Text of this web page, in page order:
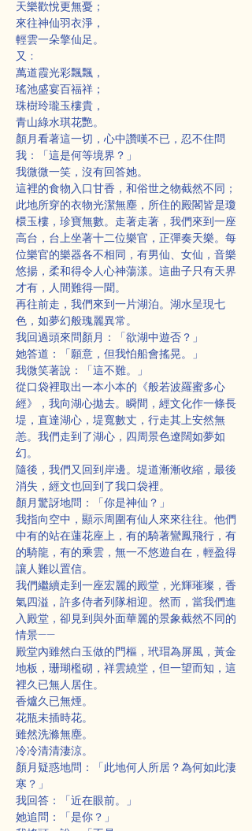
天樂歡悅更無憂；
來往神仙羽衣淨，
輕雲一朵擎仙足。
又﹕
萬道霞光彩飄飄，
瑤池盛宴百福祥；
珠樹玲瓏玉樓貴，
青山綠水琪花艷。
顏月看著這一切，心中讚嘆不已，忍不住問
我：「這是何等境界？」
我微微一笑，沒有回答她。
這裡的食物入口甘香，和俗世之物截然不同；
此地所穿的衣物光潔無塵，所住的殿閣皆是瓊
檈玉樓，珍寶無數。走著走著，我們來到一座
高台，台上坐著十二位樂官，正彈奏天樂。每
位樂官的樂器各不相同，有男仙、女仙，音樂
悠揚，柔和得令人心神蕩漾。這曲子只有天界
才有，人間難得一聞。
再往前走，我們來到一片湖泊。湖水呈現七
色，如夢幻般瑰麗異常。
我回過頭來問顏月：「欲湖中遊否？」
她答道：「願意，但我怕船會搖晃。」
我微笑著說：「這不難。」
從口袋裡取出一本小本的《般若波羅蜜多心
經》，我向湖心拋去。瞬間，經文化作一條長
堤，直達湖心，堤寬數丈，行走其上安然無
恙。我們走到了湖心，四周景色遼闊如夢如
幻。
隨後，我們又回到岸邊。堤道漸漸收縮，最後
消失，經文也回到了我口袋裡。
顏月驚訝地問：「你是神仙？」
我指向空中，顯示周圍有仙人來來往往。他們
中有的站在蓮花座上，有的騎著鸞鳳飛行，有
的騎龍，有的乘雲，無一不悠遊自在，輕盈得
讓人難以置信。
我們繼續走到一座宏麗的殿堂，光輝璀璨，香
氣四溢，許多侍者列隊相迎。然而，當我們進
入殿堂，卻見到與外面華麗的景象截然不同的
情景——
殿堂內雖然白玉做的門樞，玳瑁為屏風，黃金
地板，珊瑚檻砌，祥雲繞堂，但一望而知，這
裡久已無人居住。
香爐久已無煙。
花瓶未插時花。
雖然洗滌無塵。
冷冷清清淒涼。
顏月疑惑地問：「此地何人所居？為何如此淒
寒？」
我回答：「近在眼前。」
她追問：「是你？」